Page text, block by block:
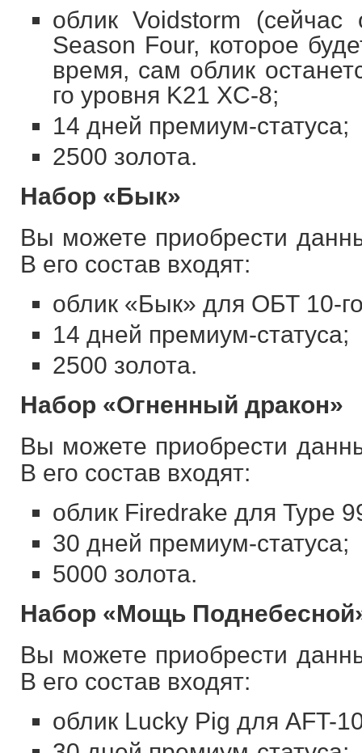
облик Voidstorm
Season Four, которое
время, сам облик
го уровня K21 XC-8;
14 дней премиум-статуса;
2500 золота.
Набор «Бык»
Вы можете приобрести
В его состав входят:
облик «Бык» для ОБТ 10-
14 дней премиум-статуса;
2500 золота.
Набор «Огненный дракон»
Вы можете приобрести
В его состав входят:
облик Firedrake для Type
30 дней премиум-статуса;
5000 золота.
Набор «Мощь
Вы можете приобрести
В его состав входят:
облик Lucky Pig для AFT-